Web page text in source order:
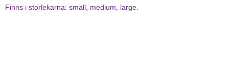
Finns i storlekarna: small, medium, large.